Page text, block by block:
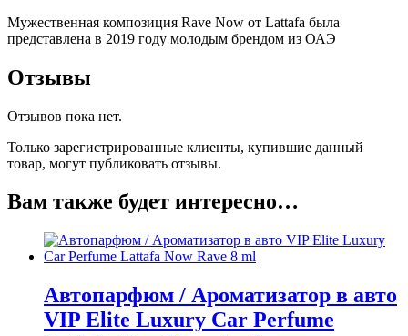
Мужественная композиция Rave Now от Lattafa была
представлена в 2019 году молодым брендом из ОАЭ
Отзывы
Отзывов пока нет.
Только зарегистрированные клиенты, купившие данный
товар, могут публиковать отзывы.
Вам также будет интересно…
Автопарфюм / Ароматизатор в авто
VIP Elite Luxury Car Perfume